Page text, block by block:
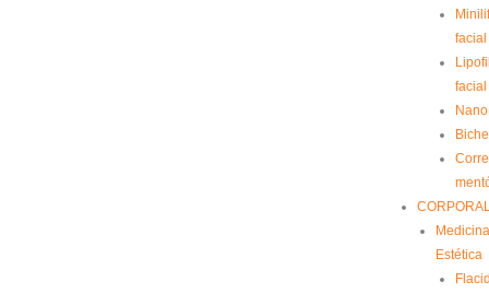
facial
facial
Estética